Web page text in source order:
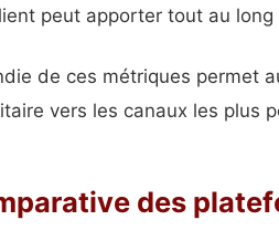
peut apporter tout au
de ces métriques permet
vers les canaux les plus
des